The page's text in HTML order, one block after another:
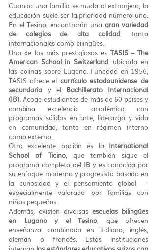
Cuando una familia se muda al extranjero, la
educación suele ser la prioridad número uno.
En el Tesino, encontrarán una gran variedad
de colegios de alta calidad , tanto
internacionales como bilingües.
Uno de los más prestigiosos es TASIS – The
American School in Switzerland, ubicada en
las colinas sobre Lugano. Fundada en 1956,
TASIS ofrece el currículo estadounidense de
secundaria y el Bachillerato Internacional
(IB) . Acoge estudiantes de más de 60 países y
combina excelencia académica con
programas sólidos en arte, liderazgo y vida
en comunidad, tanto en régimen interno
como externo.
Otra excelente opción es la International
School of Ticino, que también sigue el
programa completo del IB y es conocida por
su enfoque moderno y progresista basado en
la curiosidad y el pensamiento global —
especialmente valorada por familias con
niños pequeños.
Además, existen diversas escuelas bilingües
en Lugano y el Tesino , que ofrecen
enseñanza combinada en italiano, inglés,
alemán o francés. Estas instituciones
integran los estándares educativos suizos con